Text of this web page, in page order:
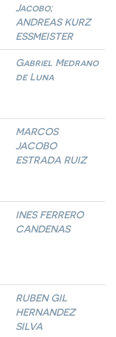
Jacobo;
ANDREAS KURZ
ESSMEISTER
Gabriel Medrano
de Luna
MARCOS
JACOBO
ESTRADA RUIZ
INES FERRERO
CANDENAS
RUBEN GIL
HERNANDEZ
SILVA